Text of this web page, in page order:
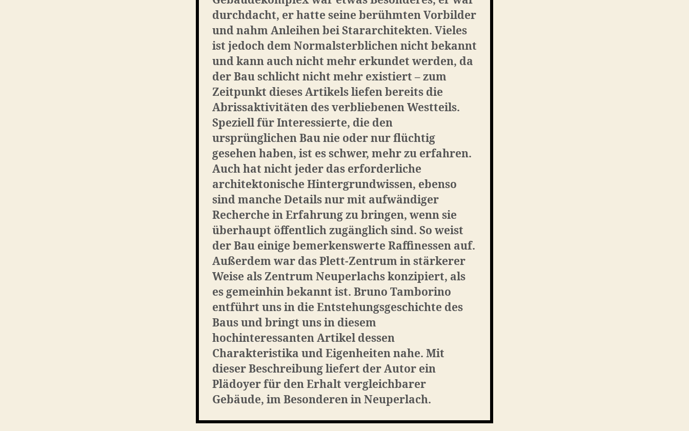
durchdacht, er hatte seine berühmten Vorbilder
und nahm Anleihen bei Stararchitekten. Vieles
ist jedoch dem Normalsterblichen nicht bekannt
und kann auch nicht mehr erkundet werden, da
der Bau schlicht nicht mehr existiert – zum
Zeitpunkt dieses Artikels liefen bereits die
Abrissaktivitäten des verbliebenen Westteils.
Speziell für Interessierte, die den
ursprünglichen Bau nie oder nur flüchtig
gesehen haben, ist es schwer, mehr zu erfahren.
Auch hat nicht jeder das erforderliche
architektonische Hintergrundwissen, ebenso
sind manche Details nur mit aufwändiger
Recherche in Erfahrung zu bringen, wenn sie
überhaupt öffentlich zugänglich sind. So weist
der Bau einige bemerkenswerte Raffinessen auf.
Außerdem war das Plett-Zentrum in stärkerer
Weise als Zentrum Neuperlachs konzipiert, als
es gemeinhin bekannt ist. Bruno Tamborino
entführt uns in die Entstehungsgeschichte des
Baus und bringt uns in diesem
hochinteressanten Artikel dessen
Charakteristika und Eigenheiten nahe. Mit
dieser Beschreibung liefert der Autor ein
Plädoyer für den Erhalt vergleichbarer
Gebäude, im Besonderen in Neuperlach.